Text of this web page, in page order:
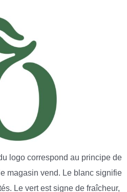
logo correspond au principe de
magasin vend. Le blanc signifie
Le vert est signe de fraîcheur,